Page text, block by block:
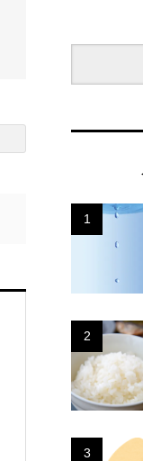
1
2
3